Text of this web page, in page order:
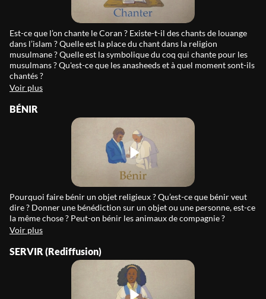
Est-ce que l’on chante le Coran ? Existe-t-il des chants de louange
dans l’islam ? Quelle est la place du chant dans la religion
musulmane ? Quelle est la symbolique du coq qui chante pour les
musulmans ? Qu'est-ce que les anasheeds et à quel moment sont-ils
chantés ?
Voir plus
BÉNIR
Pourquoi faire bénir un objet religieux ? Qu’est-ce que bénir veut
dire ? Donner une bénédiction sur un objet ou une personne, est-ce
la même chose ? Peut-on bénir les animaux de compagnie ?
Voir plus
SERVIR (Rediffusion)